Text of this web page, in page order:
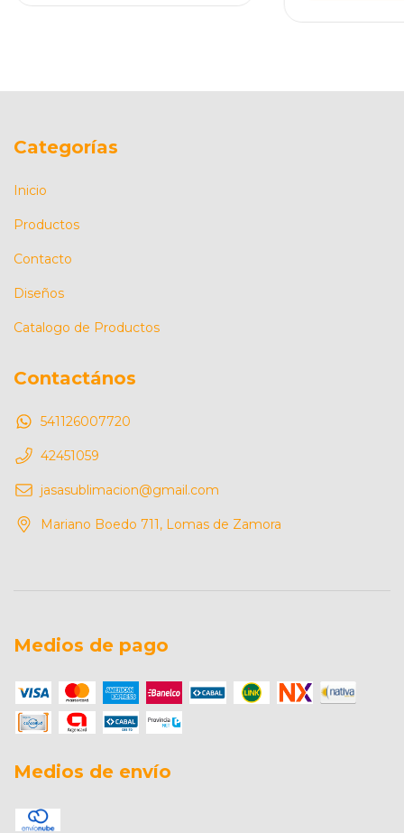
Categorías
Inicio
Productos
Contacto
Diseños
Catalogo de Productos
Contactános
541126007720
42451059
jasasublimacion@gmail.com
Mariano Boedo 711, Lomas de Zamora
Medios de pago
Medios de envío